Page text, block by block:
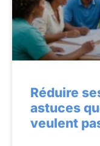
Réduire
astuces
veulent